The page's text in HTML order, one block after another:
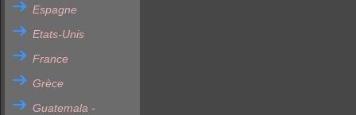
Espagne
Etats-Unis
France
Grèce
Guatemala -